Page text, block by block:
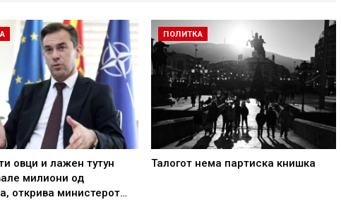
овци и лажен тутун
милиони од
открива министерот…
ПОЛИТКА
Талогот нема партиска книшка